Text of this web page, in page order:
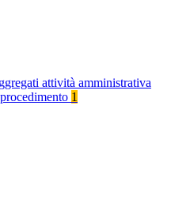
attività amministrativa
1